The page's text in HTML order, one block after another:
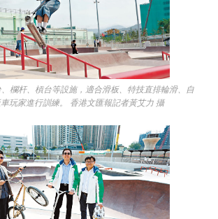
欄杆、槓台等設施，適合滑板、特技直排輪滑、自
玩家進行訓練。 香港文匯報記者黃艾力 攝